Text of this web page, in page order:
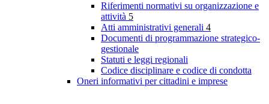
Riferimenti normativi su organizzazione e
attività 5
Atti amministrativi generali 4
Documenti di programmazione strategico-
gestionale
Statuti e leggi regionali
Codice disciplinare e codice di condotta
Oneri informativi per cittadini e imprese